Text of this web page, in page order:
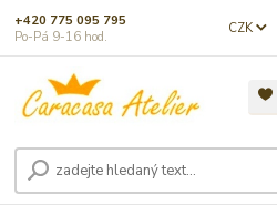
CZK
+420 775 095 795
Po-Pá 9-16 hod.